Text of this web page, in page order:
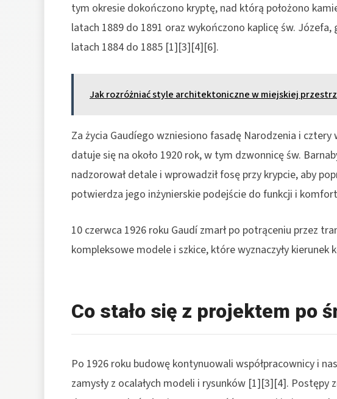
tym okresie dokończono kryptę, nad którą położono
latach 1889 do 1891 oraz wykończono kaplicę św.
latach 1884 do 1885 [1][3][4][6].
Jak rozróżniać style architektoniczne w miejskiej
Za życia Gaudíego wzniesiono fasadę Narodzenia i
datuje się na około 1920 rok, w tym dzwonnicę św.
nadzorował detale i wprowadził fosę przy krypcie, aby
potwierdza jego inżynierskie podejście do funkcji i
10 czerwca 1926 roku Gaudí zmarł po potrąceniu przez
kompleksowe modele i szkice, które wyznaczyły
Co stało się z projektem po
Po 1926 roku budowę kontynuowali współpracownicy i
zamysły z ocalałych modeli i rysunków [1][3][4]. Postępy